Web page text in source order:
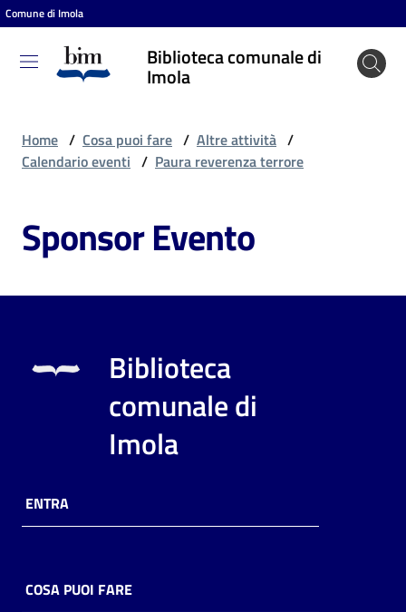
Vai al contenuto
Vai alla navigazione
Vai al footer
Comune di Imola
Biblioteca comunale di
Imola
Biblioteca
comunale
puoi
Risorse
online
Home / Cosa puoi fare / Altre attività /
Calendario eventi / Paura reverenza terrore
Sponsor Evento
Biblioteca
comunale di
Imola
ENTRA
COSA PUOI FARE